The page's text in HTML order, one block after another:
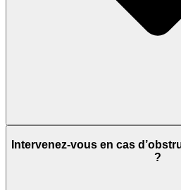
Intervenez-vous en cas
?